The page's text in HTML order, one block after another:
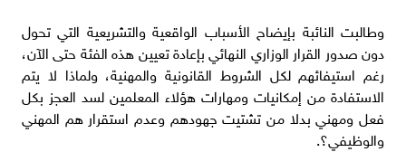
وطالبت النائبة بإيضاح الأسباب الواقعية والتشريعية التي تحول
دون صدور القرار الوزاري النهائي بإعادة تعيين هذه الفئة حتى الآن،
رغم استيفائهم لكل الشروط القانونية والمهنية، ولماذا لا يتم
الاستفادة من إمكانيات ومهارات هؤلاء المعلمين لسد العجز بكل
فعل ومهني بدلا من تشتيت جهودهم وعدم استقرار هم المهني
والوظيفي؟.